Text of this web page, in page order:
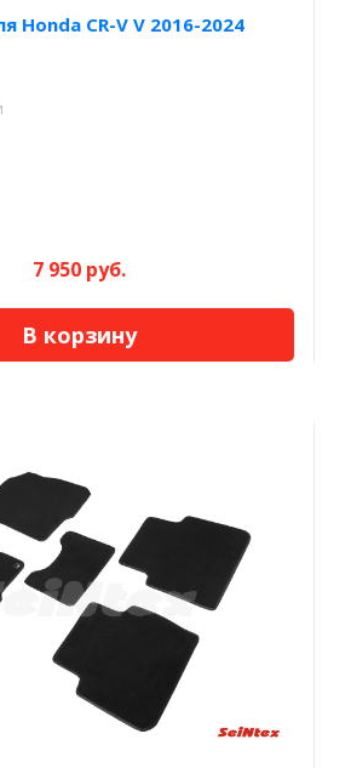
Honda CR-V V 2016-2024
7 950 руб.
В корзину